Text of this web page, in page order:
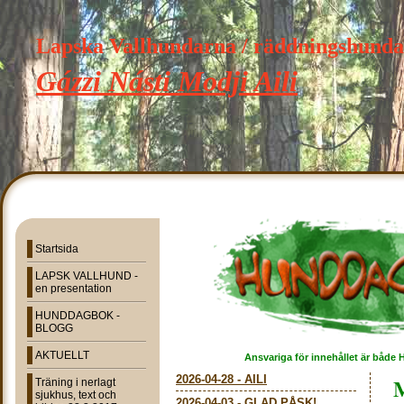
Lapska Vallhundarna /
Gázzi Násti Modji Aili
Startsida
LAPSK VALLHUND -
en presentation
HUNDDAGBOK -
BLOGG
AKTUELLT
Träning i nerlagt
sjukhus, text och
Ansvariga för innehållet är både
2026-04-28 - AILI